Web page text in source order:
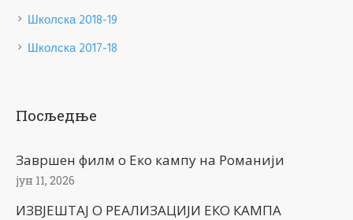
Школска 2018-19
Школска 2017-18
Посљедње
Завршен филм о Еко кампу на Романији
јун 11, 2026
ИЗВЈЕШТАЈ О РЕАЛИЗАЦИЈИ ЕКО КАМПА